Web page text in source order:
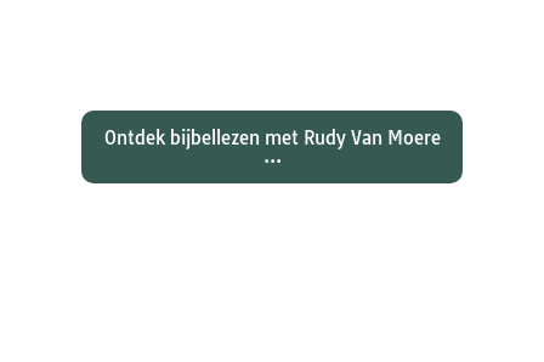
Ontdek bijbellezen met Rudy Van Moere
...